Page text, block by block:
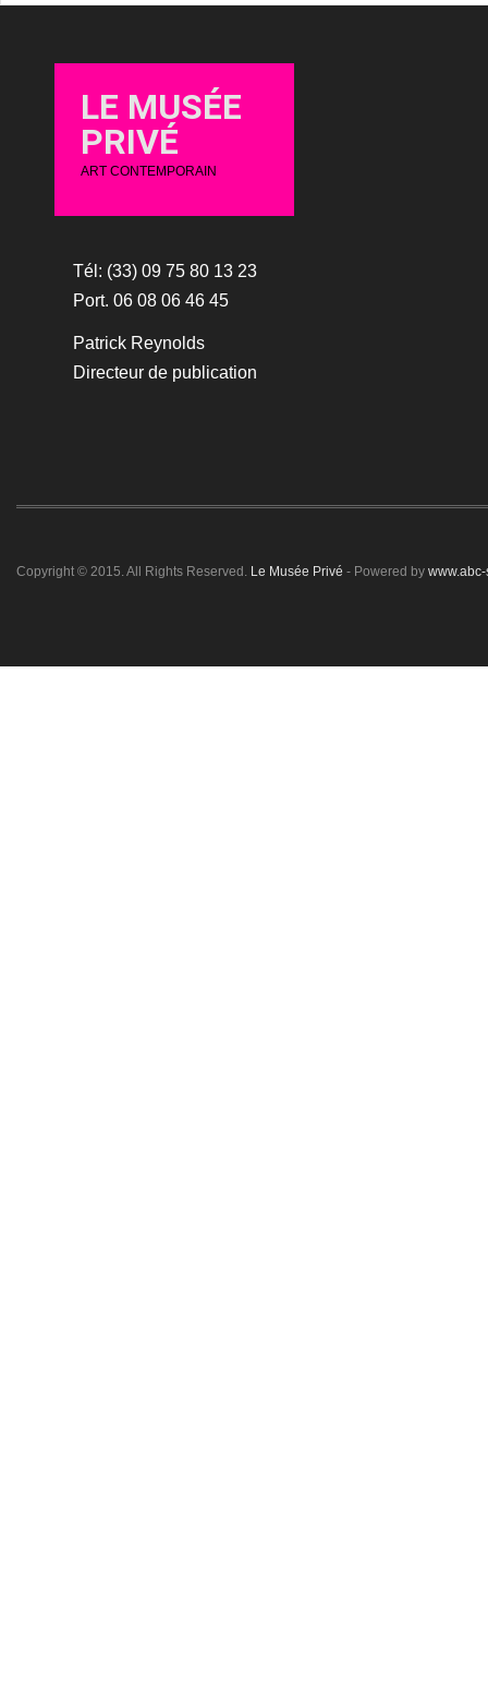
LE MUSÉE
PRIVÉ
ART CONTEMPORAIN
Tél: (33) 09 75 80 13 23
Port. 06 08 06 46 45
Patrick Reynolds
Directeur de publication
Copyright © 2015. All Rights Reserved. Le Musée Privé - Powered by